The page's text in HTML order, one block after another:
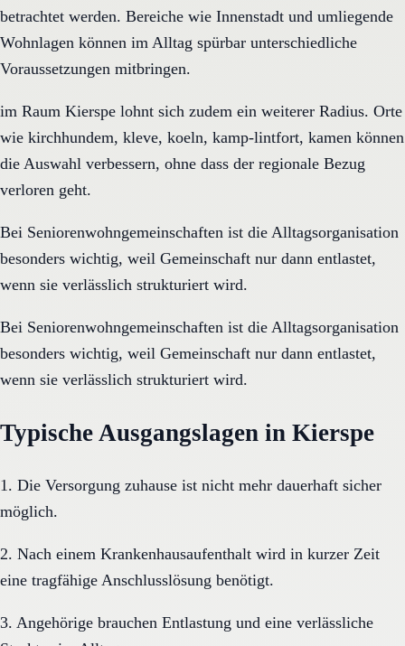
betrachtet werden. Bereiche wie Innenstadt und umliegende
Wohnlagen können im Alltag spürbar unterschiedliche
Voraussetzungen mitbringen.
im Raum Kierspe lohnt sich zudem ein weiterer Radius. Orte
wie kirchhundem, kleve, koeln, kamp-lintfort, kamen können
die Auswahl verbessern, ohne dass der regionale Bezug
verloren geht.
Bei Seniorenwohngemeinschaften ist die Alltagsorganisation
besonders wichtig, weil Gemeinschaft nur dann entlastet,
wenn sie verlässlich strukturiert wird.
Bei Seniorenwohngemeinschaften ist die Alltagsorganisation
besonders wichtig, weil Gemeinschaft nur dann entlastet,
wenn sie verlässlich strukturiert wird.
Typische Ausgangslagen in Kierspe
1. Die Versorgung zuhause ist nicht mehr dauerhaft sicher
möglich.
2. Nach einem Krankenhausaufenthalt wird in kurzer Zeit
eine tragfähige Anschlusslösung benötigt.
3. Angehörige brauchen Entlastung und eine verlässliche